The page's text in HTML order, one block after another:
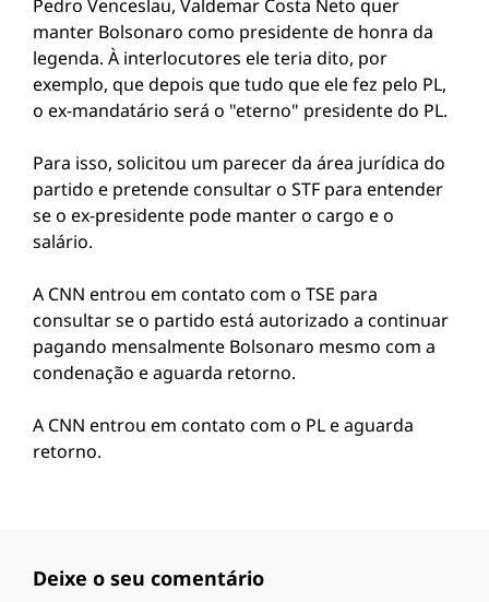
Pedro Venceslau, Valdemar Costa Neto quer
manter Bolsonaro como presidente de honra da
legenda. À interlocutores ele teria dito, por
exemplo, que depois que tudo que ele fez pelo PL,
o ex-mandatário será o "eterno" presidente do PL.
Para isso, solicitou um parecer da área jurídica do
partido e pretende consultar o STF para entender
se o ex-presidente pode manter o cargo e o
salário.
A CNN entrou em contato com o TSE para
consultar se o partido está autorizado a continuar
pagando mensalmente Bolsonaro mesmo com a
condenação e aguarda retorno.
A CNN entrou em contato com o PL e aguarda
retorno.
Deixe o seu comentário